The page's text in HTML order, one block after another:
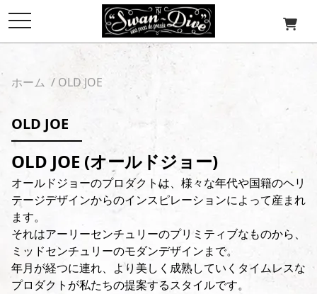
toggle
ホーム / OLD JOE
OLD JOE
OLD JOE (オールドジョー)
オールドジョーのプロダクトは、様々な年代や国籍のヘリ
テージデザインからのインスピレーションによって産まれ
ます。
それはアーリーセンチュリーのプリミティブなものから、
ミッドセンチュリーのモダンデザインまで。
年月が経つに連れ、より美しく成熟していくタイムレスな
プロダクトが私たちの提案するスタイルです。